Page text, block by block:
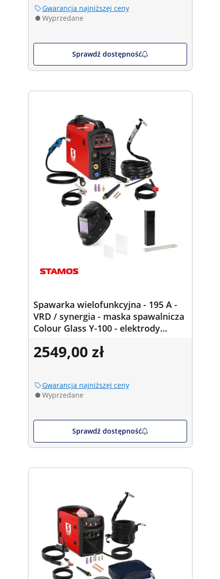
Gwarancja najniższej ceny
Wyprzedane
Sprawdź dostępność
Spawarka wielofunkcyjna - 195 A -
VRD / synergia - maska spawalnicza
Colour Glass Y-100 - elektrody
Ø2,5 x 350 mm - 5 kg
2549,00 zł
Gwarancja najniższej ceny
Wyprzedane
Sprawdź dostępność